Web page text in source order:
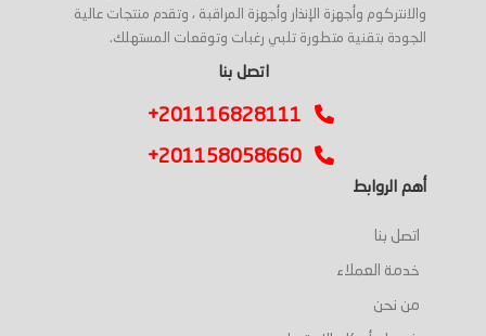
والانتركوم وأجهزة الإنذار وأجهزة المراقبة ، وتقدم منتجات عالية
الجودة بتقنية متطورة تلبي رغبات وتوقعات المستهلك.
اتصل بنا
+201116828111
+201158058660
أهم الروابط
اتصل بنا
خدمة العملاء
من نحن